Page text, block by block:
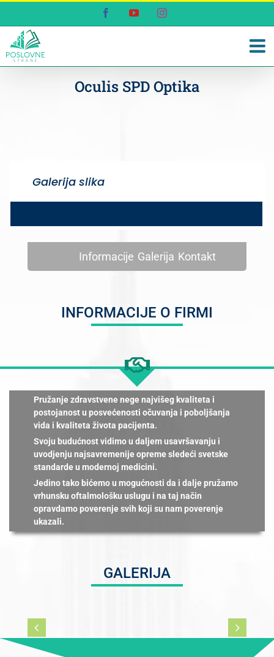
content
FacebookYouTubeInstagram
Oculis SPD Optika
Galerija slika
Informacije Galerija Kontakt
INFORMACIJE O FIRMI
Pružanje zdravstvene nege najvišeg kvaliteta i
postojanost u posvećenosti očuvanja i poboljšanja
vida i kvaliteta života pacijenta.
Svoju budućnost vidimo u daljem usavršavanju i
uvodjenju najsavremenije opreme sledeći svetske
standarde u modernoj medicini.
Jedino tako bićemo u mogućnosti da i dalje pružamo
vrhunsku oftalmološku uslugu i na taj način
opravdamo poverenje svih koji su nam poverenje
ukazali.
GALERIJA